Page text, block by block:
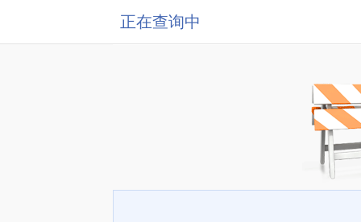
正在查询中